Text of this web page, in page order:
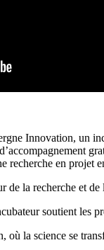
Innovation, un
recherche en projet
la recherche et
soutient les
où la science se